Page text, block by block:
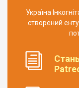
Україна
створений